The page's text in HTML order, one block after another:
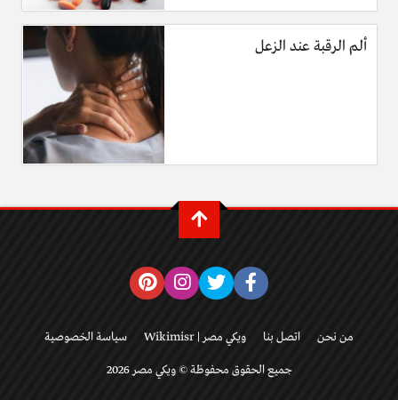
ألم الرقبة عند الزعل
من نحن اتصل بنا ويكي مصر | Wikimisr سياسة الخصوصية
جميع الحقوق محفوظة © ويكي مصر 2026